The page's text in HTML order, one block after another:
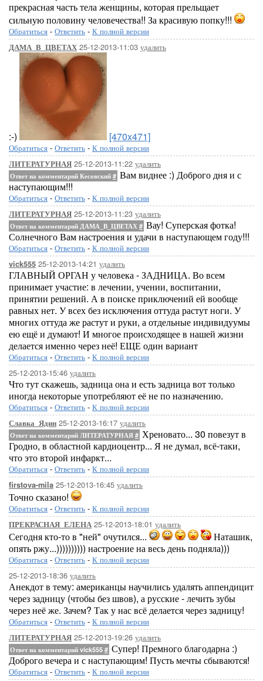
прекрасная часть тела женщины, которая прельщает
сильную половину человечества!! За красивую попку!!!
Обратиться - Ответить - К полной версии
ДАМА_В_ЦВЕТАХ 25-12-2013-11:03 удалить
:-) [470x471]
Обратиться - Ответить - К полной версии
ЛИТЕРАТУРНАЯ 25-12-2013-11:22 удалить
Ответ на комментарий Кесовский # Вам виднее :) Доброго дня и с
наступающим!!!
Обратиться - Ответить - К полной версии
ЛИТЕРАТУРНАЯ 25-12-2013-11:23 удалить
Ответ на комментарий ДАМА_В_ЦВЕТАХ # Вау! Суперская фотка!
Солнечного Вам настроения и удачи в наступающем году!!!
Обратиться - Ответить - К полной версии
vick555 25-12-2013-14:21 удалить
ГЛАВНЫЙ ОРГАН у человека - ЗАДНИЦА. Во всем
принимает участие: в лечении, учении, воспитании,
принятии решений. А в поиске приключений ей вообще
равных нет. У всех без исключения оттуда растут ноги. У
многих оттуда же растут и руки, а отдельные индивидуумы
ею ещё и думают! И многое происходящее в нашей жизни
делается именно через неё! ЕЩЕ один вариант
Обратиться - Ответить - К полной версии
25-12-2013-15:46 удалить
Что тут скажешь, задница она и есть задница вот только
иногда некоторые употребляют её не по назначению.
Обратиться - Ответить - К полной версии
Славка_Ядин 25-12-2013-16:17 удалить
Ответ на комментарий ЛИТЕРАТУРНАЯ # Хреновато... 30 повезут в
Гродно, в областной кардиоцентр... Я не думал, всё-таки,
что это второй инфаркт...
Обратиться - Ответить - К полной версии
firstova-mila 25-12-2013-16:45 удалить
Точно сказано!
Обратиться - Ответить - К полной версии
ПРЕКРАСНАЯ_ЕЛЕНА 25-12-2013-18:01 удалить
Сегодня кто-то в "ней" очутился...
Наташик,
опять ржу...)))))))))) настроение на весь день подняла)))
Обратиться - Ответить - К полной версии
25-12-2013-18:36 удалить
Анекдот в тему: американцы научились удалять аппендицит
через задницу (чтобы без швов), а русские - лечить зубы
через неё же. Зачем? Так у нас всё делается через задницу!
Обратиться - Ответить - К полной версии
ЛИТЕРАТУРНАЯ 25-12-2013-19:26 удалить
Ответ на комментарий vick555 # Супер! Премного благодарна :)
Доброго вечера и с наступающим! Пусть мечты сбываются!
Обратиться - Ответить - К полной версии